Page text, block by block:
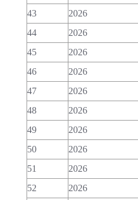
43
2026
44
2026
45
2026
46
2026
47
2026
48
2026
49
2026
50
2026
51
2026
52
2026